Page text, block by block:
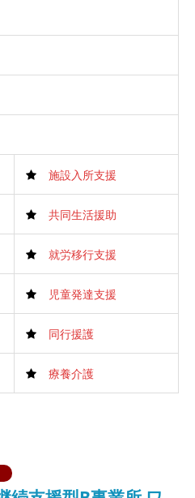
施設入所支援
共同生活援助
就労移行支援
児童発達支援
同行援護
療養介護